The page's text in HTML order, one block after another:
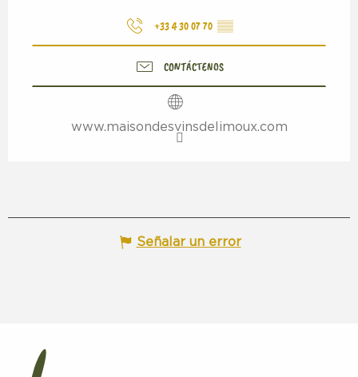
+33 4 30 07 70 ▒▒
CONTÁCTENOS
www.maisondesvinsdelimoux.com
Señalar un error